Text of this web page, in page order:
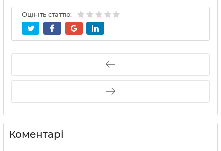
Оцініть статтю:
Коментарі